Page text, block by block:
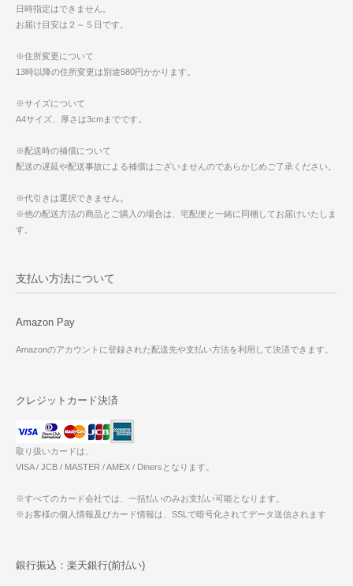
日時指定はできません。
お届け目安は２～５日です。
※住所変更について
13時以降の住所変更は別途580円かかります。
※サイズについて
A4サイズ、厚さは3cmまでです。
※配送時の補償について
配送の遅延や配送事故による補償はございませんのであらかじめご了承ください。
※代引きは選択できません。
※他の配送方法の商品とご購入の場合は、宅配便と一緒に同梱してお届けいたしま
す。
支払い方法について
Amazon Pay
Amazonのアカウントに登録された配送先や支払い方法を利用して決済できます。
クレジットカード決済
取り扱いカードは、
VISA / JCB / MASTER / AMEX / Dinersとなります。
※すべてのカード会社では、一括払いのみお支払い可能となります。
※お客様の個人情報及びカード情報は、SSLで暗号化されてデータ送信されます
銀行振込：楽天銀行(前払い)